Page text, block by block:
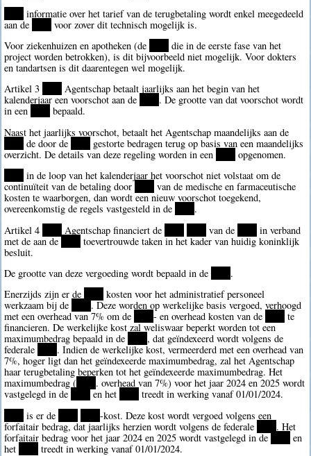
informatie over het tarief van de terugbetaling wordt enkel meegedeeld
aan de
voor zover dit technisch mogelijk is.
Voor ziekenhuizen en apotheken (de
die in de eerste fase van het
project worden betrokken), is dit bijvoorbeeld niet mogelijk. Voor dokters
en tandartsen is dit daarentegen wel mogelijk.
Artikel 3
Agentschap betaalt jaarlijks aan het begin van het
kalenderjaar een voorschot aan de
. De grootte van dat voorschot wordt
in een
bepaald.
Naast het jaarlijks voorschot, betaalt het Agentschap maandelijks aan de
de door de
gestorte bedragen terug op basis van een maandelijks
overzicht. De details van deze regeling worden in een
opgenomen.
in de loop van het kalenderjaar het voorschot niet volstaat om de
continuïteit van de betaling door
van de medische en farmaceutische
kosten te waarborgen, dan wordt een nieuw voorschot toegekend,
overeenkomstig de regels vastgesteld in de
.
Artikel 4
Agentschap financiert de van de
in verband
met de aan de
toevertrouwde taken in het kader van huidig koninklijk
besluit.
De grootte van deze vergoeding wordt bepaald in de
.
Enerzijds zijn er de
kosten voor het administratief personeel
werkzaam bij de
. Deze worden op werkelijke basis vergoed, verhoogd
met een overhead van 7% om de
****- en overhead kosten van de
te
financieren. De werkelijke kost zal weliswaar beperkt worden tot een
maximumbedrag bepaald in de
****, dat geïndexeerd wordt volgens de
federale
. Indien de werkelijke kost, vermeerderd met een overhead van
7%, hoger ligt dan het geïndexeerde maximumbedrag, zal het Agentschap
haar terugbetaling beperken tot het geïndexeerde maximumbedrag. Het
maximumbedrag (
. overhead van 7%) voor het jaar 2024 en 2025 wordt
vastgelegd in de
en het
treedt in werking vanaf 01/01/2024.
is er de ****-kost. Deze kost wordt vergoed volgens een
forfaitair bedrag, dat jaarlijks herzien wordt volgens de federale
. Het
forfaitair bedrag voor het jaar 2024 en 2025 wordt vastgelegd in de
en
het
treedt in werking vanaf 01/01/2024.